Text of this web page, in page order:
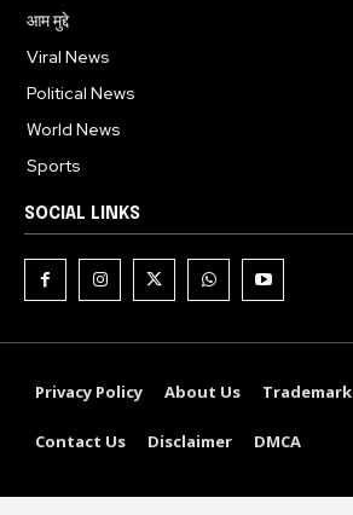
आम मुद्दे
Viral News
Political News
World News
Sports
SOCIAL LINKS
Privacy Policy About Us Trademark
Contact Us Disclaimer DMCA